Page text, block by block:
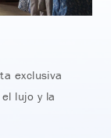
exclusiva
lujo y la